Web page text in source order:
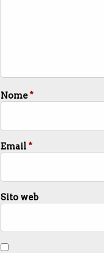
Nome*
Email*
Sito web